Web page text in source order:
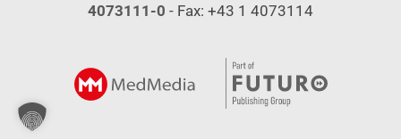
4073111-0 - Fax: +43 1 4073114